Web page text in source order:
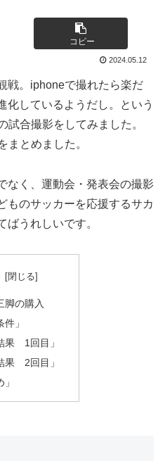
コピー
2024.05.12
戦。iphoneで撮れたら楽だ
化しているようだし。という
試合撮影をしてみました。
まとめました。
く、運動会・発表会の撮影
ものサッカーを応援するサカ
ばうれしいです。
脚の購入
件」
果 1回目」
果 2回目」